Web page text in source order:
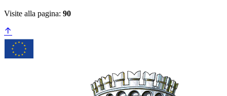
Visite alla pagina: 90